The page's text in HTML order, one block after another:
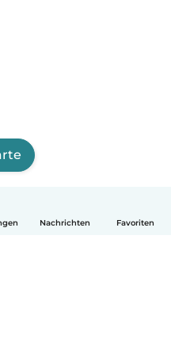
Nachrichten Favoriten